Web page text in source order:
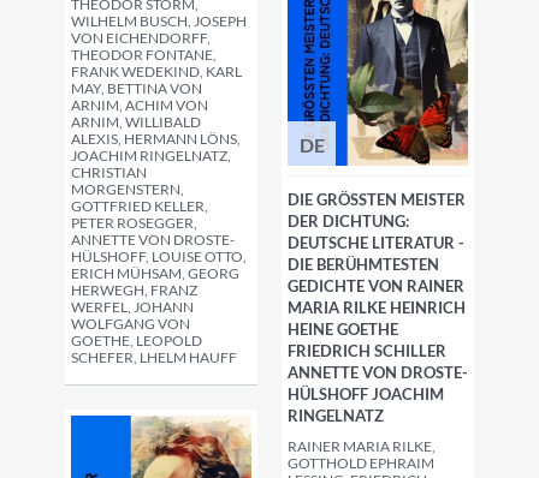
THEODOR STORM,
WILHELM BUSCH, JOSEPH
VON EICHENDORFF,
THEODOR FONTANE,
FRANK WEDEKIND, KARL
MAY, BETTINA VON
ARNIM, ACHIM VON
ARNIM, WILLIBALD
ALEXIS, HERMANN LÖNS,
JOACHIM RINGELNATZ,
CHRISTIAN
MORGENSTERN,
GOTTFRIED KELLER,
PETER ROSEGGER,
ANNETTE VON DROSTE-
HÜLSHOFF, LOUISE OTTO,
ERICH MÜHSAM, GEORG
HERWEGH, FRANZ
WERFEL, JOHANN
WOLFGANG VON
GOETHE, LEOPOLD
SCHEFER, LHELM HAUFF
DE
DIE GRÖSSTEN MEISTER D
ER DICHTUNG: D
EUTSCHE LITERATUR - D
IE BERÜHMTESTEN G
EDICHTE VON RAINER M
ARIA RILKE HEINRICH H
EINE GOETHE F
RIEDRICH SCHILLER A
NNETTE VON DROSTE-H
ÜLSHOFF JOACHIM R
INGELNATZ
RAINER MARIA RILKE,
GOTTHOLD EPHRAIM